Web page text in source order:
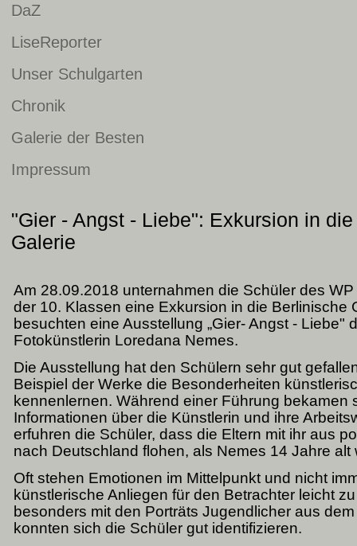
DaZ
LiseReporter
Unser Schulgarten
Chronik
Galerie der Besten
Impressum
"Gier - Angst - Liebe": Exkursion in
Galerie
Am 28.09.2018 unternahmen die Schüler des
der 10. Klassen eine Exkursion in die Berlinische
besuchten eine Ausstellung „Gier- Angst - Liebe"
Fotokünstlerin Loredana Nemes.
Die Ausstellung hat den Schülern sehr gut
Beispiel der Werke die Besonderheiten
kennenlernen. Während einer Führung bekamen
Informationen über die Künstlerin und ihre
erfuhren die Schüler, dass die Eltern mit ihr aus
nach Deutschland flohen, als Nemes 14 Jahre alt
Oft stehen Emotionen im Mittelpunkt und nicht
künstlerische Anliegen für den Betrachter leicht
besonders mit den Porträts Jugendlicher aus
konnten sich die Schüler gut identifizieren.